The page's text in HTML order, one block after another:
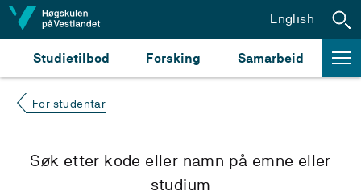
Hopp til innhald
Studietilbod Forsking Samarbeid
English
For studentar
Søk etter kode eller namn på emne eller
studium